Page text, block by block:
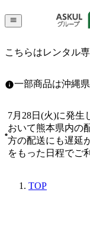
こちらはレンタル
一部商品は沖縄
7月28日(火)に発生
おいて熊本県内の
方の配送にも遅延
をもった日程でご
TOP